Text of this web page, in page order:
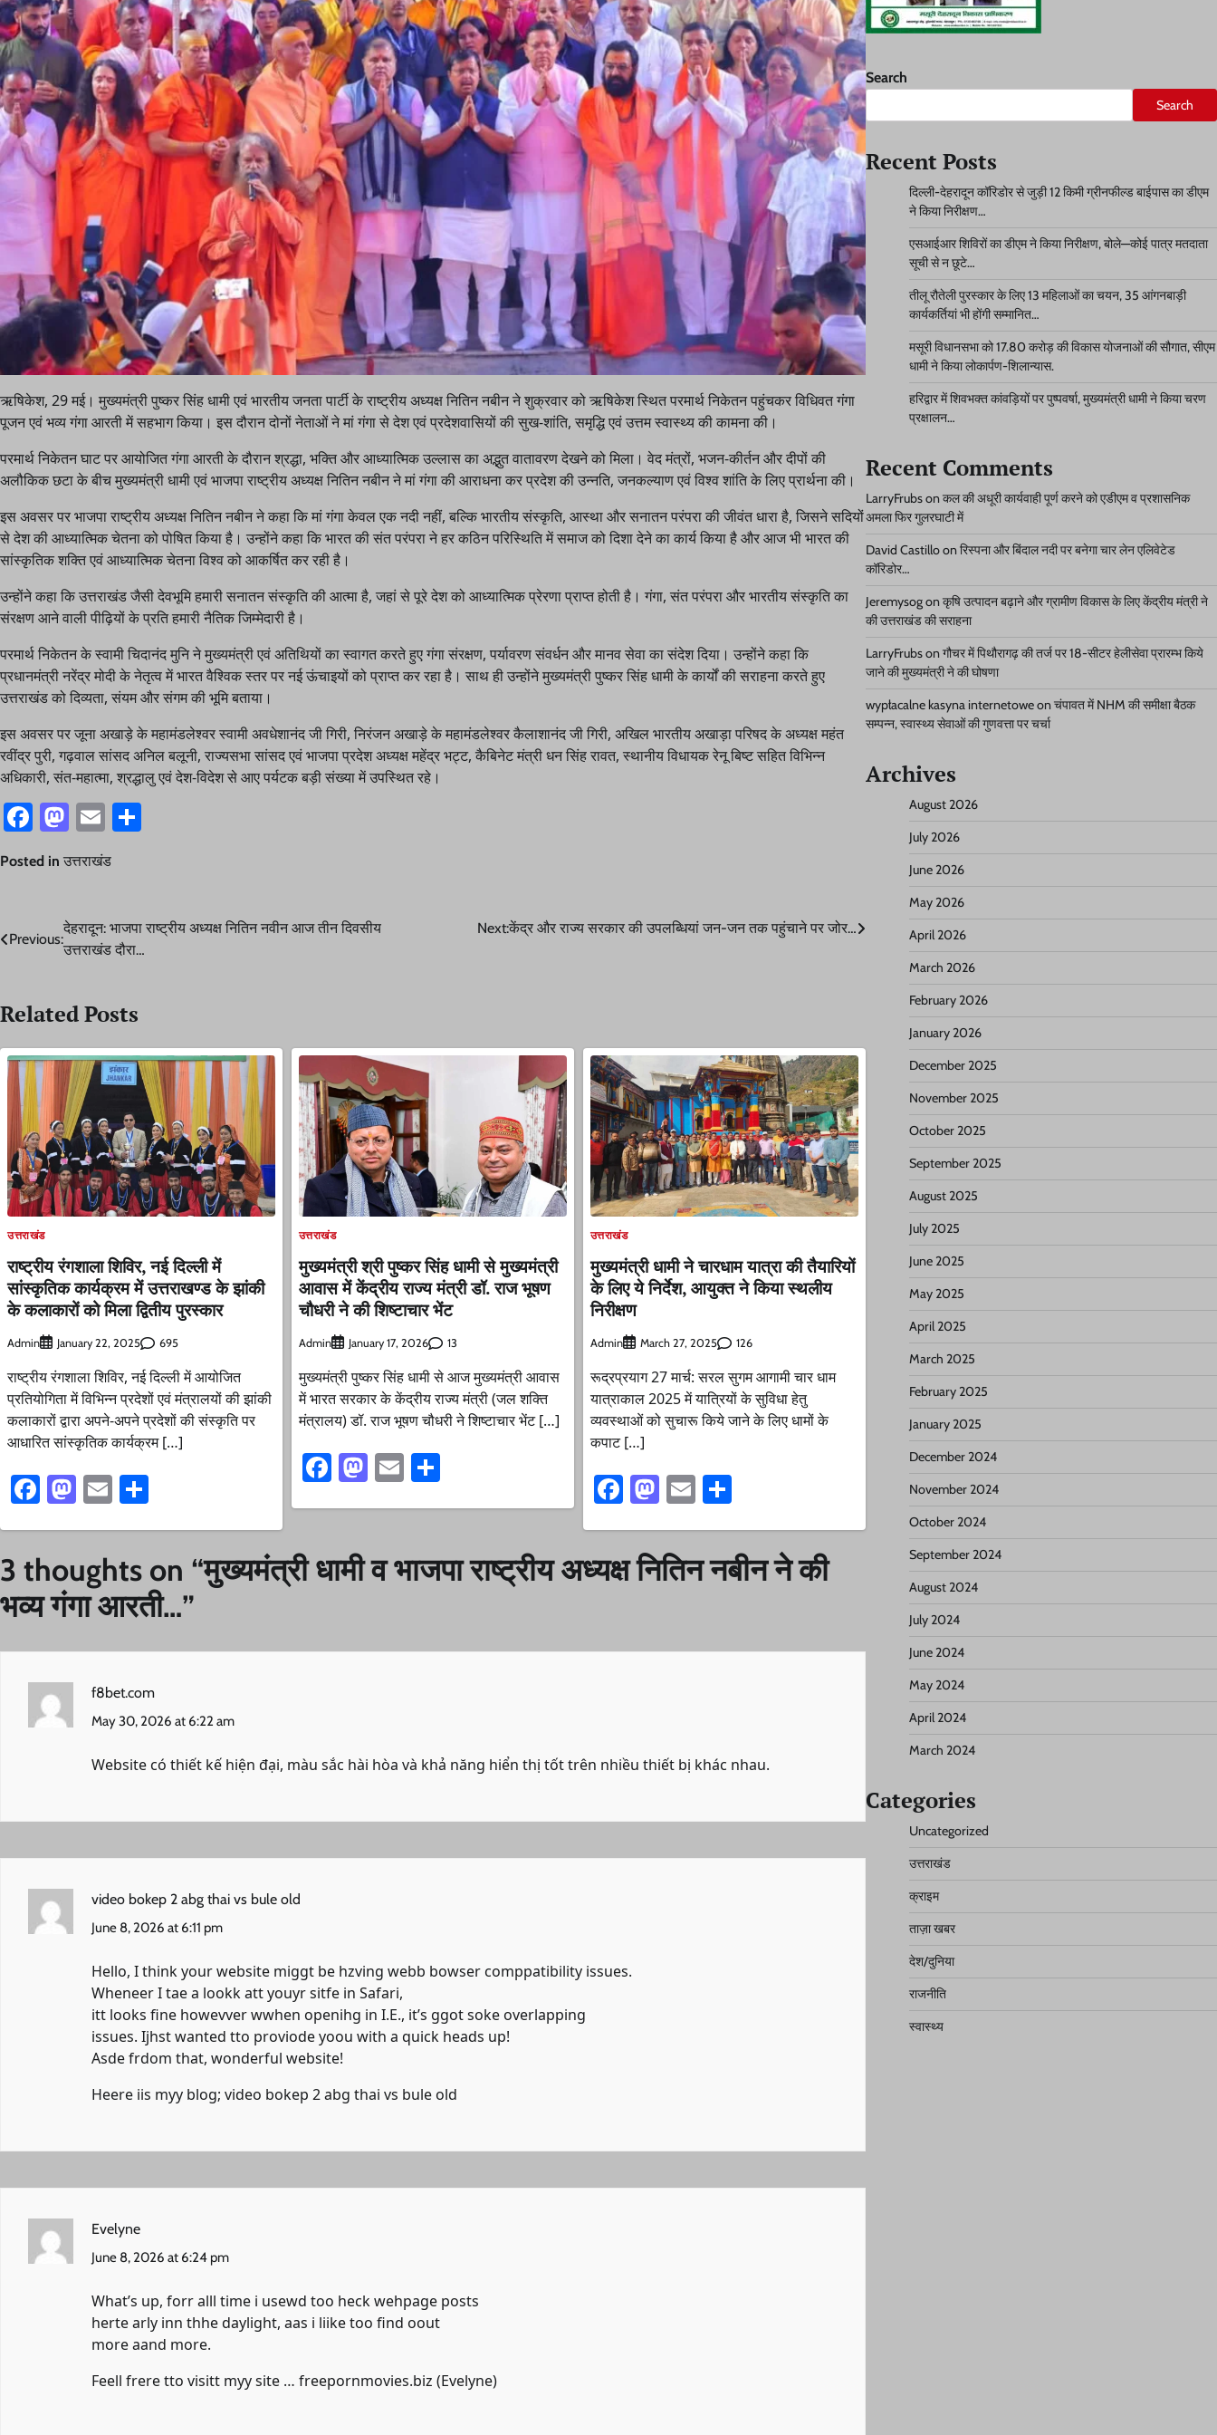
ऋषिकेश, 29 मई। मुख्यमंत्री पुष्कर सिंह धामी एवं भारतीय जनता पार्टी के राष्ट्रीय अध्यक्ष नितिन नबीन ने शुक्रवार को ऋषिकेश स्थित परमार्थ निकेतन पहुंचकर विधिवत गंगा
पूजन एवं भव्य गंगा आरती में सहभाग किया। इस दौरान दोनों नेताओं ने मां गंगा से देश एवं प्रदेशवासियों की सुख-शांति, समृद्धि एवं उत्तम स्वास्थ्य की कामना की।
परमार्थ निकेतन घाट पर आयोजित गंगा आरती के दौरान श्रद्धा, भक्ति और आध्यात्मिक उल्लास का अद्भुत वातावरण देखने को मिला। वेद मंत्रों, भजन-कीर्तन और दीपों की
अलौकिक छटा के बीच मुख्यमंत्री धामी एवं भाजपा राष्ट्रीय अध्यक्ष नितिन नबीन ने मां गंगा की आराधना कर प्रदेश की उन्नति, जनकल्याण एवं विश्व शांति के लिए प्रार्थना की।
इस अवसर पर भाजपा राष्ट्रीय अध्यक्ष नितिन नबीन ने कहा कि मां गंगा केवल एक नदी नहीं, बल्कि भारतीय संस्कृति, आस्था और सनातन परंपरा की जीवंत धारा है, जिसने सदियों
से देश की आध्यात्मिक चेतना को पोषित किया है। उन्होंने कहा कि भारत की संत परंपरा ने हर कठिन परिस्थिति में समाज को दिशा देने का कार्य किया है और आज भी भारत की
सांस्कृतिक शक्ति एवं आध्यात्मिक चेतना विश्व को आकर्षित कर रही है।
उन्होंने कहा कि उत्तराखंड जैसी देवभूमि हमारी सनातन संस्कृति की आत्मा है, जहां से पूरे देश को आध्यात्मिक प्रेरणा प्राप्त होती है। गंगा, संत परंपरा और भारतीय संस्कृति का
संरक्षण आने वाली पीढ़ियों के प्रति हमारी नैतिक जिम्मेदारी है।
परमार्थ निकेतन के स्वामी चिदानंद मुनि ने मुख्यमंत्री एवं अतिथियों का स्वागत करते हुए गंगा संरक्षण, पर्यावरण संवर्धन और मानव सेवा का संदेश दिया। उन्होंने कहा कि
प्रधानमंत्री नरेंद्र मोदी के नेतृत्व में भारत वैश्विक स्तर पर नई ऊंचाइयों को प्राप्त कर रहा है। साथ ही उन्होंने मुख्यमंत्री पुष्कर सिंह धामी के कार्यों की सराहना करते हुए
उत्तराखंड को दिव्यता, संयम और संगम की भूमि बताया।
इस अवसर पर जूना अखाड़े के महामंडलेश्वर स्वामी अवधेशानंद जी गिरी, निरंजन अखाड़े के महामंडलेश्वर कैलाशानंद जी गिरी, अखिल भारतीय अखाड़ा परिषद के अध्यक्ष महंत
रवींद्र पुरी, गढ़वाल सांसद अनिल बलूनी, राज्यसभा सांसद एवं भाजपा प्रदेश अध्यक्ष महेंद्र भट्ट, कैबिनेट मंत्री धन सिंह रावत, स्थानीय विधायक रेनू बिष्ट सहित विभिन्न
अधिकारी, संत-महात्मा, श्रद्धालु एवं देश-विदेश से आए पर्यटक बड़ी संख्या में उपस्थित रहे।
Facebook
Mastodon
Email
Posted in उत्तराखंड
Post
Previous:
देहरादून: भाजपा राष्ट्रीय अध्यक्ष नितिन नवीन आज तीन दिवसीय
उत्तराखंड दौरा…
Next:केंद्र और राज्य सरकार की उपलब्धियां जन-जन तक पहुंचाने पर जोर…
Related Posts
उत्तराखंड
राष्ट्रीय रंगशाला शिविर, नई दिल्ली में
सांस्कृतिक कार्यक्रम में उत्तराखण्ड के झांकी
के कलाकारों को मिला द्वितीय पुरस्कार
Admin January 22, 2025 695
राष्ट्रीय रंगशाला शिविर, नई दिल्ली में आयोजित
प्रतियोगिता में विभिन्न प्रदेशों एवं मंत्रालयों की झांकी
कलाकारों द्वारा अपने-अपने प्रदेशों की संस्कृति पर
आधारित सांस्कृतिक कार्यक्रम […]
Facebook
Mastodon
Email
उत्तराखंड
मुख्यमंत्री श्री पुष्कर सिंह धामी से मुख्यमंत्री
आवास में केंद्रीय राज्य मंत्री डॉ. राज भूषण
चौधरी ने की शिष्टाचार भेंट
Admin January 17, 2026 13
मुख्यमंत्री पुष्कर सिंह धामी से आज मुख्यमंत्री आवास
में भारत सरकार के केंद्रीय राज्य मंत्री (जल शक्ति
मंत्रालय) डॉ. राज भूषण चौधरी ने शिष्टाचार भेंट […]
Facebook
Mastodon
EmailShare
उत्तराखंड
मुख्यमंत्री धामी ने चारधाम यात्रा की तैयारियों
के लिए ये निर्देश, आयुक्त ने किया स्थलीय
निरीक्षण
Admin March 27, 2025 126
रूद्रप्रयाग 27 मार्च: सरल सुगम आगामी चार धाम
यात्राकाल 2025 में यात्रियों के सुविधा हेतु
व्यवस्थाओं को सुचारू किये जाने के लिए धामों के
कपाट […]
Facebook
Mastodon
EmailShare
3 thoughts on “मुख्यमंत्री धामी व भाजपा राष्ट्रीय अध्यक्ष नितिन नबीन ने की
भव्य गंगा आरती…”
f8bet.com
May 30, 2026 at 6:22 am
Website có thiết kế hiện đại, màu sắc hài hòa và khả năng hiển thị tốt trên nhiều thiết bị khác nhau.
video bokep 2 abg thai vs bule old
June 8, 2026 at 6:11 pm
Hello, I think your website miggt be hzving webb bowser comppatibility issues.
Wheneer I tae a lookk att youyr sitfe in Safari,
itt looks fine howevver wwhen openihg in I.E., it’s ggot soke overlapping
issues. Ijhst wanted tto proviode yoou with a quick heads up!
Asde frdom that, wonderful website!
Heere iis myy blog; video bokep 2 abg thai vs bule old
Evelyne
June 8, 2026 at 6:24 pm
What’s up, forr alll time i usewd too heck wehpage posts
herte arly inn thhe daylight, aas i liike too find oout
more aand more.
Feell frere tto visitt myy site … freepornmovies.biz (Evelyne)
Search
Search
Recent Posts
दिल्ली-देहरादून कॉरिडोर से जुड़ी 12 किमी ग्रीनफील्ड बाईपास का डीएम
ने किया निरीक्षण…
एसआईआर शिविरों का डीएम ने किया निरीक्षण, बोले—कोई पात्र मतदाता
सूची से न छूटे…
तीलू रौतेली पुरस्कार के लिए 13 महिलाओं का चयन, 35 आंगनबाड़ी
कार्यकर्तियां भी होंगी सम्मानित…
मसूरी विधानसभा को 17.80 करोड़ की विकास योजनाओं की सौगात, सीएम
धामी ने किया लोकार्पण-शिलान्यास.
हरिद्वार में शिवभक्त कांवड़ियों पर पुष्पवर्षा, मुख्यमंत्री धामी ने किया चरण
प्रक्षालन…
Recent Comments
LarryFrubsonकल की अधूरी कार्यवाही पूर्ण करने को एडीएम व प्रशासनिक
अमला फिर गुलरघाटी में
David Castilloonरिस्पना और बिंदाल नदी पर बनेगा चार लेन एलिवेटेड
कॉरिडोर…
Jeremysogonकृषि उत्पादन बढ़ाने और ग्रामीण विकास के लिए केंद्रीय मंत्री ने
की उत्तराखंड की सराहना
LarryFrubsonगौचर में पिथौरागढ़ की तर्ज पर 18-सीटर हेलीसेवा प्रारम्भ किये
जाने की मुख्यमंत्री ने की घोषणा
wypłacalne kasyna internetoweonचंपावत में NHM की समीक्षा बैठक
सम्पन्न, स्वास्थ्य सेवाओं की गुणवत्ता पर चर्चा
Archives
August 2026
July 2026
June 2026
May 2026
April 2026
March 2026
February 2026
January 2026
December 2025
November 2025
October 2025
September 2025
August 2025
July 2025
June 2025
May 2025
April 2025
March 2025
February 2025
January 2025
December 2024
November 2024
October 2024
September 2024
August 2024
July 2024
June 2024
May 2024
April 2024
March 2024
Categories
Uncategorized
उत्तराखंड
क्राइम
ताज़ा खबर
देश/दुनिया
राजनीति
स्वास्थ्य